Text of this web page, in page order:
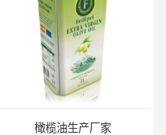
橄榄油厂家